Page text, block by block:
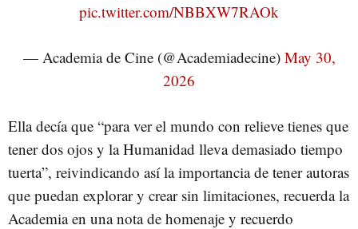
pic.twitter.com/NBBXW7RAOk
— Academia de Cine (@Academiadecine) May 30,
2026
Ella decía que “para ver el mundo con relieve tienes que
tener dos ojos y la Humanidad lleva demasiado tiempo
tuerta”, reivindicando así la importancia de tener autoras
que puedan explorar y crear sin limitaciones, recuerda la
Academia en una nota de homenaje y recuerdo